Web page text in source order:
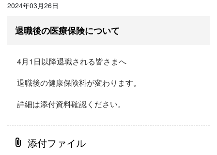
2024年03月26日
退職後の医療保険について
4月1日以降退職される皆さまへ
退職後の健康保険料が変わります。
詳細は添付資料確認ください。
添付ファイル